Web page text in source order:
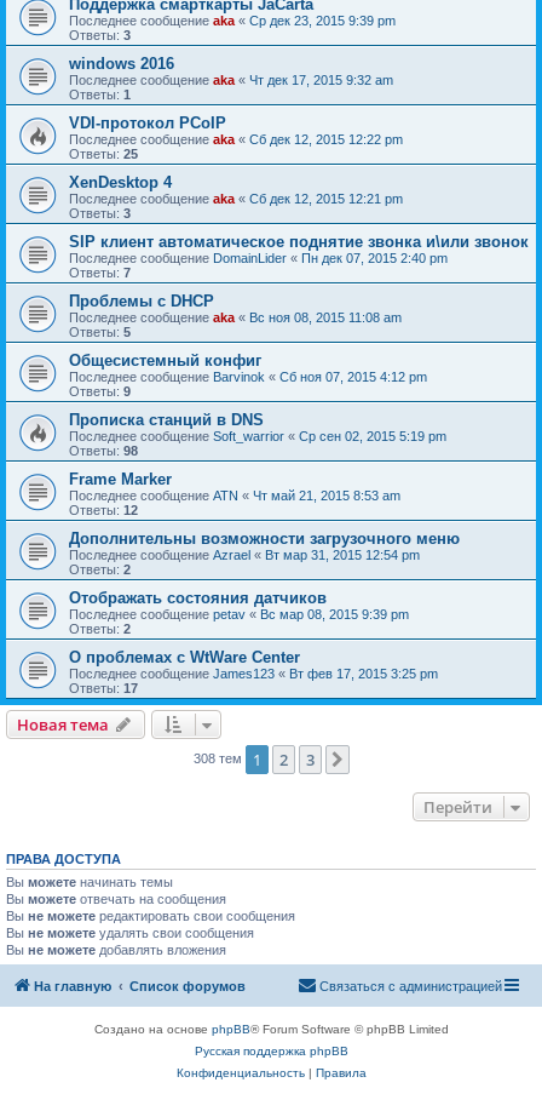
Поддержка смарткарты JaCarta
Последнее сообщение aka « Ср дек 23, 2015 9:39 pm
Ответы: 3
windows 2016
Последнее сообщение aka « Чт дек 17, 2015 9:32 am
Ответы: 1
VDI-протокол PCoIP
Последнее сообщение aka « Сб дек 12, 2015 12:22 pm
Ответы: 25
XenDesktop 4
Последнее сообщение aka « Сб дек 12, 2015 12:21 pm
Ответы: 3
SIP клиент автоматическое поднятие звонка и\или звонок
Последнее сообщение DomainLider « Пн дек 07, 2015 2:40 pm
Ответы: 7
Проблемы с DHCP
Последнее сообщение aka « Вс ноя 08, 2015 11:08 am
Ответы: 5
Общесистемный конфиг
Последнее сообщение Barvinok « Сб ноя 07, 2015 4:12 pm
Ответы: 9
Прописка станций в DNS
Последнее сообщение Soft_warrior « Ср сен 02, 2015 5:19 pm
Ответы: 98
Frame Marker
Последнее сообщение ATN « Чт май 21, 2015 8:53 am
Ответы: 12
Дополнительны возможности загрузочного меню
Последнее сообщение Azrael « Вт мар 31, 2015 12:54 pm
Ответы: 2
Отображать состояния датчиков
Последнее сообщение petav « Вс мар 08, 2015 9:39 pm
Ответы: 2
О проблемах с WtWare Center
Последнее сообщение James123 « Вт фев 17, 2015 3:25 pm
Ответы: 17
Новая тема
308 тем 1 2 3
Перейти
ПРАВА ДОСТУПА
Вы можете начинать темы
Вы можете отвечать на сообщения
Вы не можете редактировать свои сообщения
Вы не можете удалять свои сообщения
Вы не можете добавлять вложения
На главную Список форумов Связаться с администрацией
Создано на основе phpBB® Forum Software © phpBB Limited
Русская поддержка phpBB
Конфиденциальность| Правила